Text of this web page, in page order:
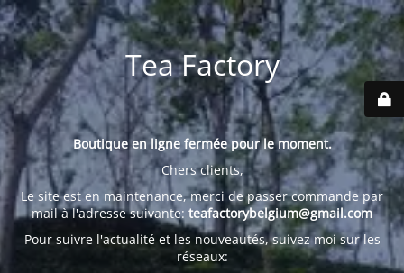
Tea Factory
Boutique en ligne fermée pour le moment.
Chers clients,
Le site est en maintenance, merci de passer commande par
mail à l'adresse suivante: teafactorybelgium@gmail.com
Pour suivre l'actualité et les nouveautés, suivez moi sur les
réseaux: